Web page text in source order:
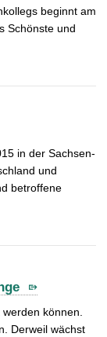
beginnt am
Schönste und
in der Sachsen-
und
betroffene
können.
Derweil wächst